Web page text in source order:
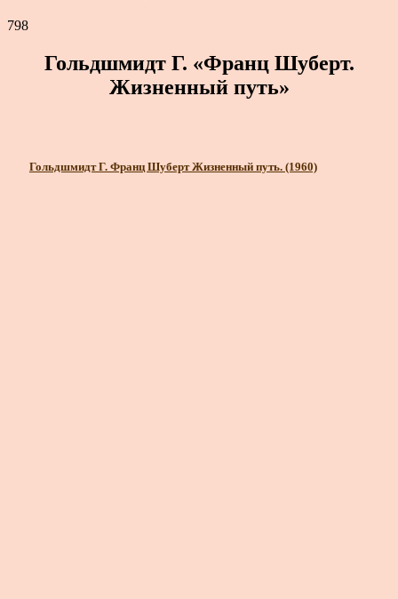
798
Гольдшмидт Г. «Франц Шуберт.
Жизненный путь»
Гольдшмидт Г. Франц Шуберт Жизненный путь. (1960)